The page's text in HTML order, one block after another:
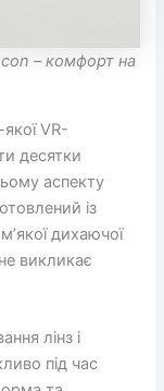
– комфорт на
VR-
десятки
аспекту
із
дихаючої
викликає
лінз і
під час